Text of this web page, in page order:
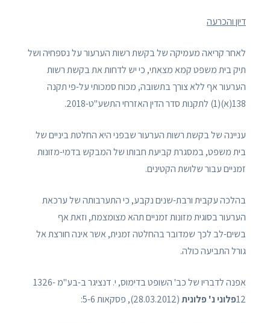
דיון והכרעה
לאחר קריאה מעמיקה של בקשת רשות הערעור על נספחיה ושל
תיק בית משפט קמא מצאתי, כי יש לדחות את בקשת רשות
הערעור אף ללא צורך בתשובה, מכוח סמכותי על-פי תקנה
138(א)(1) לתקנות סדר הדין האזרחי התשע"ט-2018.
עניינה של בקשת רשות הערעור שבפני היא החלטת ביניים של
בית משפט, במסגרת קביעת חבותו של המבקש בדמי-מזונות
זמניים עבור שלושת הקטינים.
בהלכה עקבית ורבת-שנים נקבע, כי התערבותה של ערכאת
הערעור בסוגית מזונות זמניים תהא מצומצמת, וזאת אף
בשים-לב לכך שמדובר בהחלטה זמנית, אשר אינה חורצת אל
גורל התביעה כולה.
אפנה לדבריו של כב' השופט בדימוס, י. דנציגר ב-בע"מ 1326-
12פלוני נ' פלונית(28.03.2012), פסקאות 5-6: